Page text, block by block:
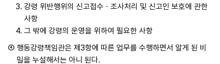
3. 강령 위반행위의 신고접수ㆍ조사처리 및 신고인 보호에 관한
사항
4. 그 밖에 강령의 운영을 위하여 필요한 사항
④ 행동강령책임관은 제3항에 따른 업무를 수행하면서 알게 된 비
밀을 누설해서는 아니 된다.